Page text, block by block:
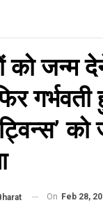
को जन्म
गर्भवती
ट्विन्स’
On Feb 28,